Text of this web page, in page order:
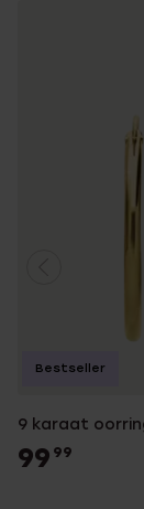
9 karaat
99 99
Bestseller